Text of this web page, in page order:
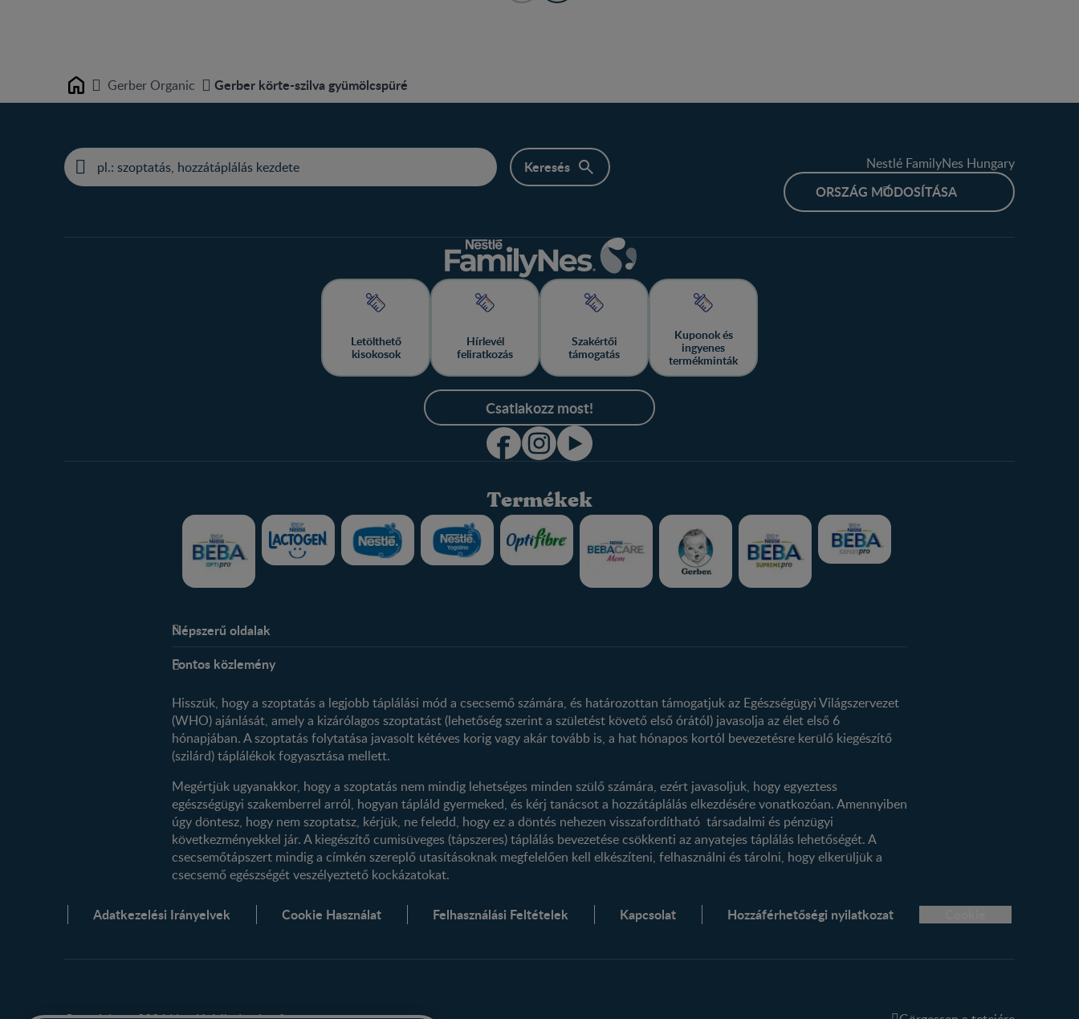
Home Gerber Organic Gerber körte-szilva gyümölcspüré
Nestlé FamilyNes Hungary
ORSZÁG MÓDOSÍTÁSA
Letölthető
kisokosok
Hírlevél
feliratkozás
Szakértői
támogatás
Kuponok és
ingyenes
termékminták
Csatlakozz most!
Termékek
Népszerű oldalak
Kapcsolat
Történetünk
Profilom
Fontos közlemény
Hisszük, hogy a szoptatás a legjobb táplálási mód a csecsemő számára, és határozottan támogatjuk az Egészségügyi Világszervezet
(WHO) ajánlását, amely a kizárólagos szoptatást (lehetőség szerint a születést követő első órától) javasolja az élet első 6
hónapjában. A szoptatás folytatása javasolt kétéves korig vagy akár tovább is, a hat hónapos kortól bevezetésre kerülő kiegészítő
(szilárd) táplálékok fogyasztása mellett.
Megértjük ugyanakkor, hogy a szoptatás nem mindig lehetséges minden szülő számára, ezért javasoljuk, hogy egyeztess
egészségügyi szakemberrel arról, hogyan tápláld gyermeked, és kérj tanácsot a hozzátáplálás elkezdésére vonatkozóan. Amennyiben
úgy döntesz, hogy nem szoptatsz, kérjük, ne feledd, hogy ez a döntés nehezen visszafordítható társadalmi és pénzügyi
következményekkel jár. A kiegészítő cumisüveges (tápszeres) táplálás bevezetése csökkenti az anyatejes táplálás lehetőségét. A
csecsemőtápszert mindig a címkén szereplő utasításoknak megfelelően kell elkészíteni, felhasználni és tárolni, hogy elkerüljük a
csecsemő egészségét veszélyeztető kockázatokat.
Adatkezelési Irányelvek Cookie Használat Felhasználási Feltételek Kapcsolat Hozzáférhetőségi nyilatkozat